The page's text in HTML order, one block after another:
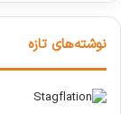
نوشته‌های تازه